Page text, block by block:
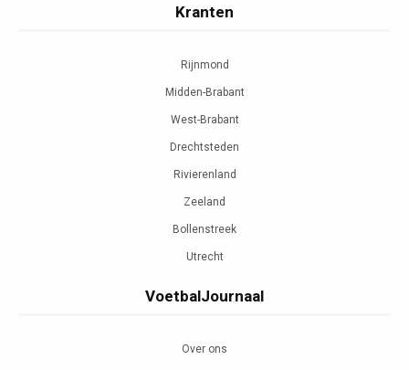
Kranten
Rijnmond
Midden-Brabant
West-Brabant
Drechtsteden
Rivierenland
Zeeland
Bollenstreek
Utrecht
VoetbalJournaal
Over ons